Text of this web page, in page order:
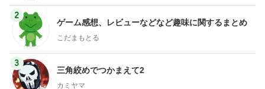
3
カミヤマ
4